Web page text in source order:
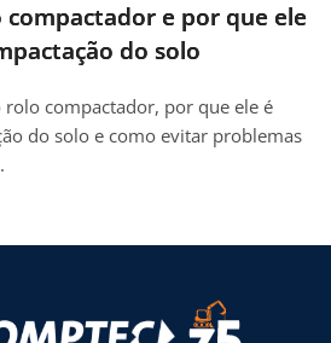
e por que ele
do solo
rolo compactador, por que ele é
do solo e como evitar problemas